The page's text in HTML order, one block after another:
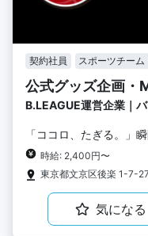
契約社員 スポーツチーム
公式グッズ企画・
B.LEAGUE運営企業｜
「ココロ、たぎる。」
時給: 2,400円〜
東京都文京区後楽 1-7-
気になる